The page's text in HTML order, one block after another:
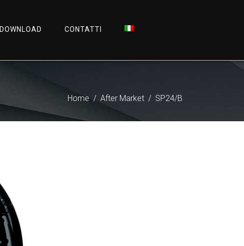
DOWNLOAD CONTATTI
Home After Market SP24/B